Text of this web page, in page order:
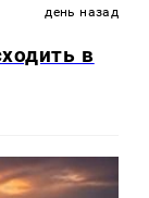
день назад
в